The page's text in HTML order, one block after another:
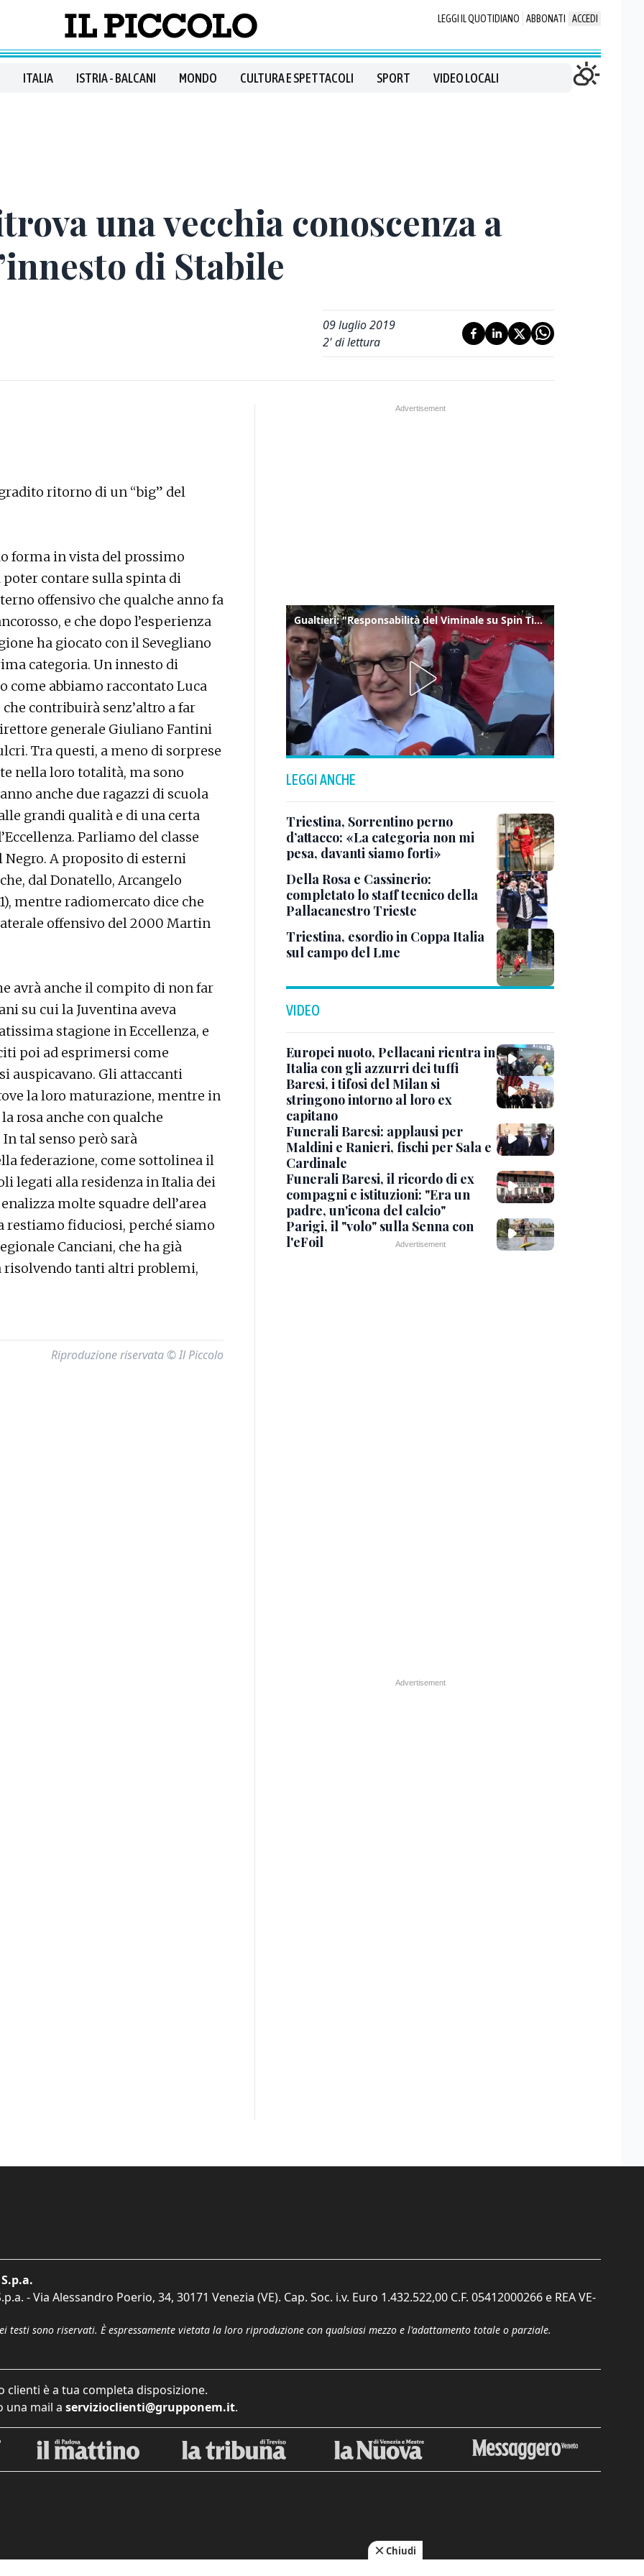
LEGGI IL QUOTIDIANO ABBONATI ACCEDI
ITALIA ISTRIA - BALCANI MONDO CULTURA E SPETTACOLI SPORT VIDEO LOCALI
una vecchia conoscenza a
di Stabile
09 luglio 2019
2' di lettura
ritorno di un “big” del
forma in vista del prossimo
contare sulla spinta di
offensivo che qualche anno fa
e che dopo l’esperienza
ha giocato con il Sevegliano
categoria. Un innesto di
come abbiamo raccontato Luca
contribuirà senz’altro a far
generale Giuliano Fantini
Tra questi, a meno di sorprese
nella loro totalità, ma sono
anche due ragazzi di scuola
grandi qualità e di una certa
Parliamo del classe
Negro. A proposito di esterni
dal Donatello, Arcangelo
mentre radiomercato dice che
offensivo del 2000 Martin
avrà anche il compito di non far
su cui la Juventina aveva
stagione in Eccellenza, e
poi ad esprimersi come
auspicavano. Gli attaccanti
la loro maturazione, mentre in
rosa anche con qualche
tal senso però sarà
federazione, come sottolinea il
legati alla residenza in Italia dei
molte squadre dell’area
restiamo fiduciosi, perché siamo
Canciani, che ha già
risolvendo tanti altri problemi,
Riproduzione riservata © Il Piccolo
Gualtieri: "Responsabilità del Viminale su Spin Time? La posizione dei partiti è nota"
LEGGI ANCHE
Triestina, Sorrentino perno
d’attacco: «La categoria non mi
pesa, davanti siamo forti»
Della Rosa e Cassinerio:
completato lo staff tecnico della
Pallacanestro Trieste
Triestina, esordio in Coppa Italia
sul campo del Lme
VIDEO
Europei nuoto, Pellacani rientra in
Italia con gli azzurri dei tuffi
Baresi, i tifosi del Milan si
stringono intorno al loro ex
capitano
Funerali Baresi: applausi per
Maldini e Ranieri, fischi per Sala e
Cardinale
Funerali Baresi, il ricordo di ex
compagni e istituzioni: "Era un
padre, un'icona del calcio"
Parigi, il "volo" sulla Senna con
l'eFoil
- Via Alessandro Poerio, 34, 30171 Venezia (VE). Cap. Soc. i.v. Euro 1.432.522,00 C.F. 05412000266 e REA VE-
testi sono riservati. È espressamente vietata la loro riproduzione con qualsiasi mezzo e l'adattamento totale o parziale.
clienti è a tua completa disposizione.
una mail a servizioclienti@grupponem.it.
Chiudi